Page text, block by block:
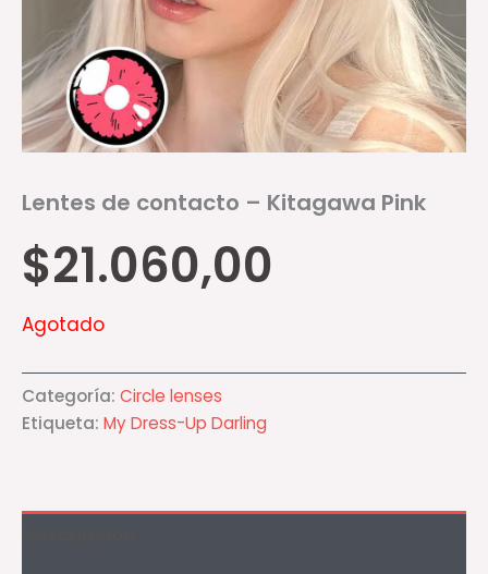
Lentes de contacto – Kitagawa Pink
$21.060,00
Agotado
Categoría: Circle lenses
Etiqueta: My Dress-Up Darling